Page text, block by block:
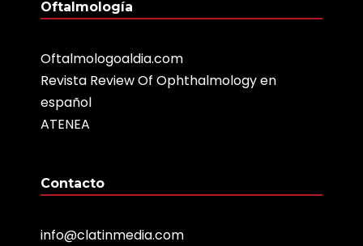
Oftalmología
Oftalmologoaldia.com
Revista Review Of Ophthalmology en
español
ATENEA
Contacto
info@clatinmedia.com